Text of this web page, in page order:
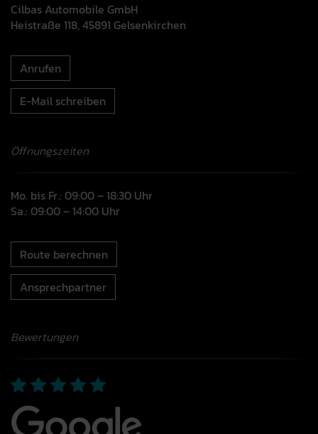
Cilbas Automobile GmbH
Heistraße 118, 45891 Gelsenkirchen
Anrufen
E-Mail schreiben
Öffnungszeiten
Mo. bis Fr.: 09:00 – 18:30 Uhr
Sa.: 09:00 – 14:00 Uhr
Route berechnen
Ansprechpartner
Bewertungen